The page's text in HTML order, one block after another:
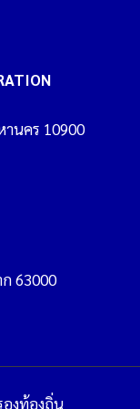
านคร 10900
63000
งท้องถิ่น